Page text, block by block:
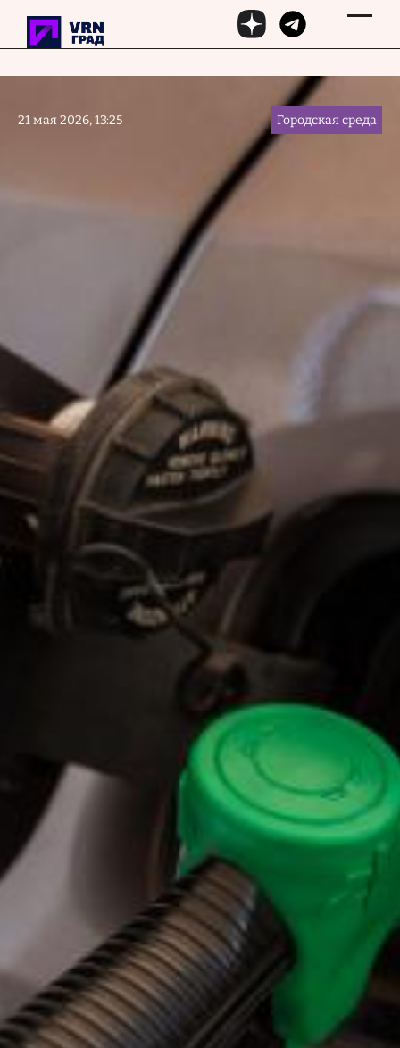
Перейти к основному содержанию
21 мая 2026, 13:25 Городская среда